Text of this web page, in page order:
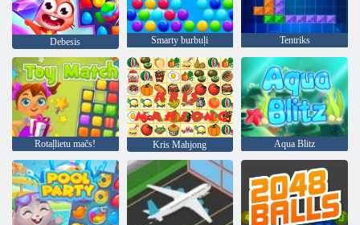
Debesis Smarty burbuļi Tentriks
Rotaļlietu mačs! Kris Mahjong Aqua Blitz